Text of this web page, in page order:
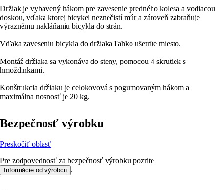
Držiak je vybavený hákom pre zavesenie predného kolesa a vodiacou
doskou, vďaka ktorej bicykel neznečistí múr a zároveň zabraňuje
výraznému nakláňaniu bicykla do strán.
Vďaka zaveseniu bicykla do držiaka ľahko ušetríte miesto.
Montáž držiaka sa vykonáva do steny, pomocou 4 skrutiek s
hmoždinkami.
Konštrukcia držiaku je celokovová s pogumovaným hákom a
maximálna nosnosť je 20 kg.
Bezpečnosť výrobku
Preskočiť oblasť
Pre zodpovednosť za bezpečnosť výrobku pozrite
Informácie od výrobcu .